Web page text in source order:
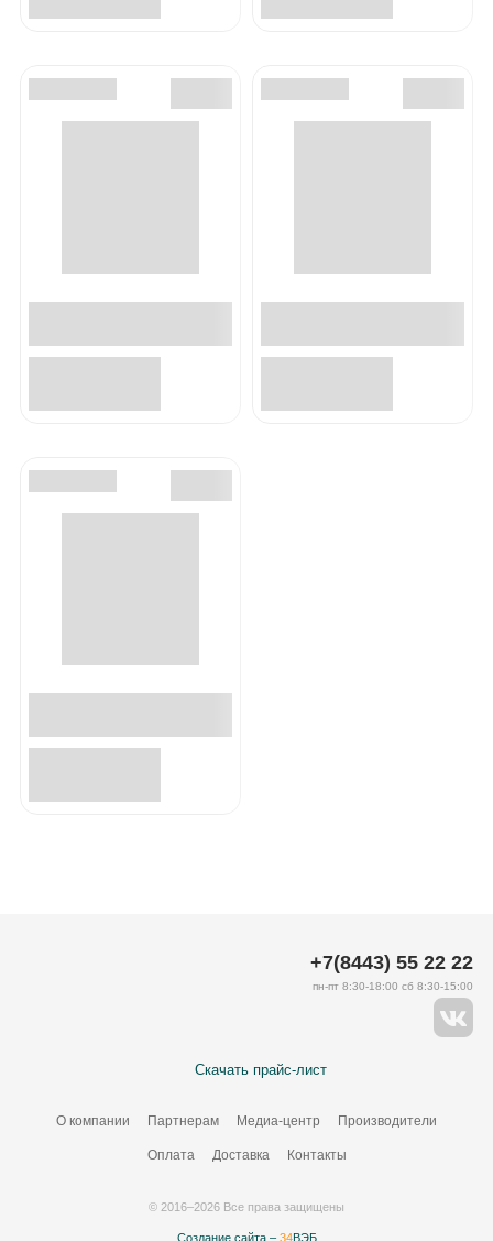
Скачать прайс-лист
О компании Партнерам Медиа-центр Производители
Оплата Доставка Контакты
+7(8443) 55 22 22
пн-пт 8:30-18:00 сб 8:30-15:00
© 2016–2026 Все права защищены
Создание сайта – 34ВЭБ